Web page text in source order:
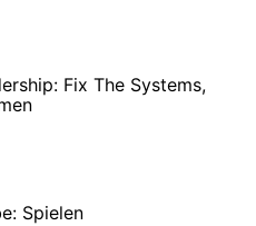
Fix The Systems,
Spielen